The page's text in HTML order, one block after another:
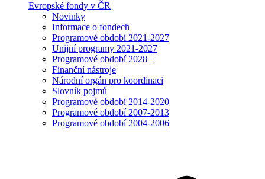
Evropské fondy v ČR
Novinky
Informace o fondech
Programové období 2021-2027
Unijní programy 2021-2027
Programové období 2028+
Finanční nástroje
Národní orgán pro koordinaci
Slovník pojmů
Programové období 2014-2020
Programové období 2007-2013
Programové období 2004-2006